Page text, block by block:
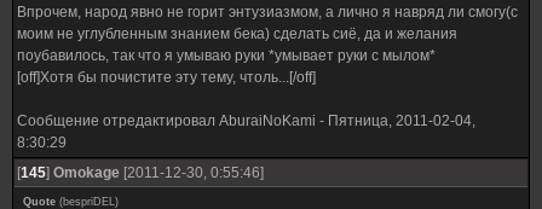
Впрочем, народ явно не горит энтузиазмом, а лично я навряд ли смогу(с
моим не углубленным знанием бека) сделать сиё, да и желания
поубавилось, так что я умываю руки *умывает руки с мылом*
[off]Хотя бы почистите эту тему, чтоль...[/off]
Сообщение отредактировал AburaiNoKami - Пятница, 2011-02-04,
8:30:29
[145] Omokage [2011-12-30, 0:55:46]
Quote (bespriDEL)